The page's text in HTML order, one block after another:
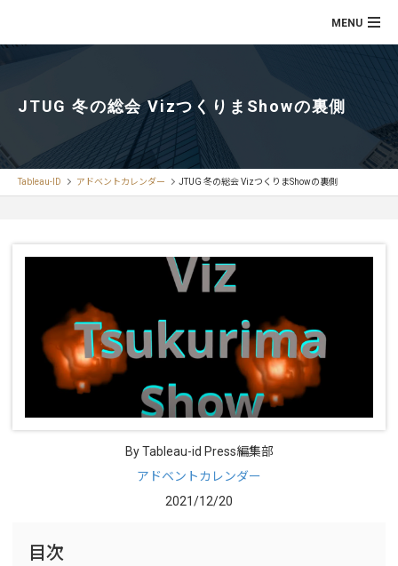
JTUG 冬の総会 VizつくりまShowの裏側
Tableau-ID アドベントカレンダー JTUG 冬の総会 VizつくりまShowの裏側
By Tableau-id Press編集部
アドベントカレンダー
2021/12/20
目次